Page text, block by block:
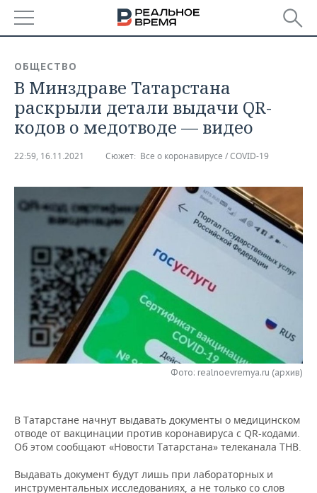
БАШКОРТОСТАН
ТАТАРСТАН
НОВОСТИ
АНАЛИТИКА
КОРОЛИ ГОСЗАКАЗА ПФО
ВУЗЫ ТАТАРСТАНА
КОМУ ПРИНАДЛЕЖАТ
ТОРГОВЫЕ ЦЕНТРЫ
ТАТАРСТАНА
ФИНАНСЫ
БАНКИ
БЮДЖЕТ
ИНВЕСТИЦИИ
НОВОСТИ
ПРОМЫШЛЕННОСТИ
АГРОПРОМ
МАШИНОСТРОЕНИЕ
НЕФТЕХИМИЯ
НЕФТЬ
ЭНЕРГЕТИКА
НЕДВИЖИМОСТЬ
НОВОСТИ НЕДВИЖИМОСТИ
АВТО
НОВОСТИ АВТО
БИЗНЕС
НОВОСТИ БИЗНЕСА
РОЗНИЧНАЯ ТОРГОВЛЯ
ТЕХНОЛОГИИ
НОВОСТИ ТЕХНОЛОГИЙ
ТЕЛЕКОММУНИКАЦИИ
МЕРОПРИЯТИЯ
БИЗНЕС-БРАНЧИ
ONLINE-КОНФЕРЕНЦИИ
ФУТБОЛ
ХОККЕЙ
НОВОСТИ ОБЩЕСТВА
ВЛАСТЬ
ФОТОГАЛЕРЕЯ
СЮЖЕТЫ
ОБЩЕСТВО
В Минздраве Татарстана
раскрыли детали выдачи QR-
кодов о медотводе — видео
22:59, 16.11.2021 Сюжет: Все о коронавирусе / COVID-19
Фото: realnoevremya.ru (архив)
В Татарстане начнут выдавать документы о медицинском
отводе от вакцинации против коронавируса с QR-кодами.
Об этом сообщают «Новости Татарстана» телеканала ТНВ.
Выдавать документ будут лишь при лабораторных и
инструментальных исследованиях, а не только со слов